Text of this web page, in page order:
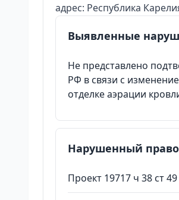
адрес: Республика
Выявленные
Не представлено
РФ в связи с
отделке аэрации
Нарушенный
Проект 19717 ч 38 ст